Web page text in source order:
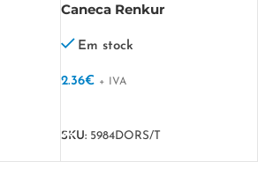
Caneca Renkur
Em stock
2.36€ + IVA
SKU: 5984DORS/T